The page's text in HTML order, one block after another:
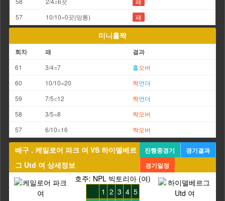
57
10/10=0끗(망통) 패
미니홀짝
회차 패 결과
61 3/4=7 홀오버
60
10/10=20 짝언더
59
7/5=12 짝언더
58
3/5=8 짝오버
57
6/10=16 짝오버
배구 . 케일로어 파크 여 VS 하이델베르
그 Utd 여 상세정보
진행중경기
경기결과
경기일정
호주: NPL 빅토리아 (여)
1 2 3 4 5